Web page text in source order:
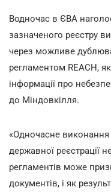
Водночас в ЄВА
зазначеного реєстру
через можливе
регламентом REACH,
інформації про
до Міндовкілля.
«Одночасне
державної реєстрації
регламентів може
документів, і як